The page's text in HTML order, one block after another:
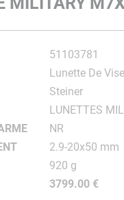
51103781
Lunette De
Steiner
LUNETTES
NR
2.9-20x50 mm
920 g
3799.00 €